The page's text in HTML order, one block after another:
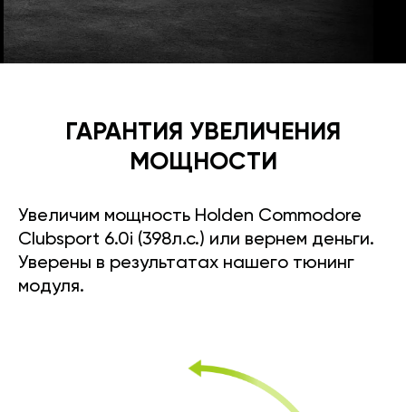
ГАРАНТИЯ УВЕЛИЧЕНИЯ
МОЩНОСТИ
Увеличим мощность Holden Commodore
Clubsport 6.0i (398л.с.) или вернем деньги.
Уверены в результатах нашего тюнинг
модуля.